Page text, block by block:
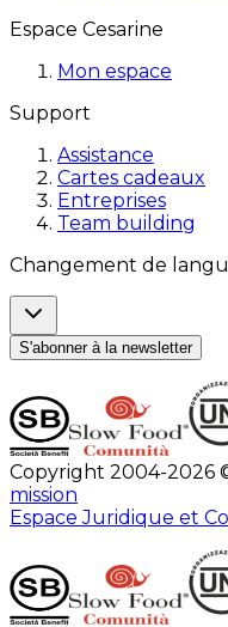
Espace Cesarine
Mon espace
Support
Assistance
Cartes cadeaux
Entreprises
Team building
Changement de
S'abonner à la newsletter
Copyright 2004-2026
mission
Espace Juridique et